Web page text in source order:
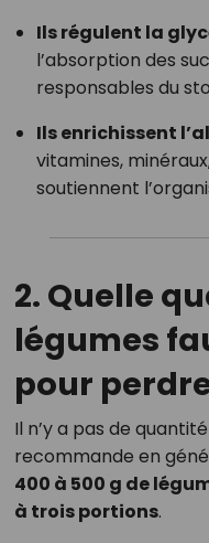
Ils régulent la
l’absorption des
responsables du
Ils enrichissent
vitamines,
soutiennent
2. Quelle
légumes
pour
Il n’y a pas de
recommande en
400 à 500 g de
à trois portions.